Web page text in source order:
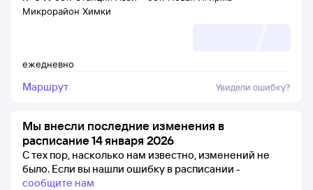
ежедневно
Микрорайон Химки
Маршрут Увидели ошибку?
Мы внесли последние изменения в
расписание 14 января 2026
С тех пор, насколько нам известно, изменений не
было. Если вы нашли ошибку в расписании -
сообщите нам